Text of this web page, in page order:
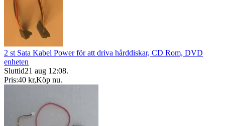
2 st Sata Kabel Power för att driva hårddiskar, CD Rom, DVD
enheten
Sluttid21 aug 12:08.
Pris:40 kr,Köp nu.